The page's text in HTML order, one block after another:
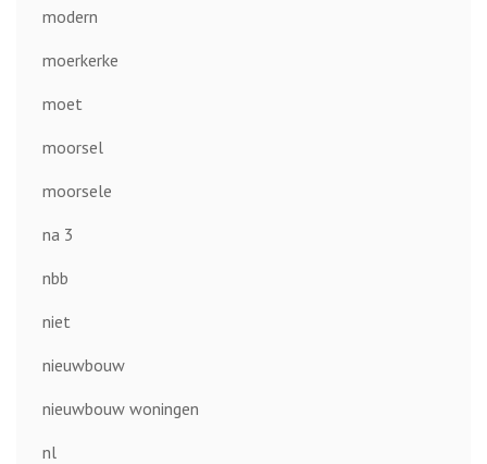
modern
moerkerke
moet
moorsel
moorsele
na 3
nbb
niet
nieuwbouw
nieuwbouw woningen
nl